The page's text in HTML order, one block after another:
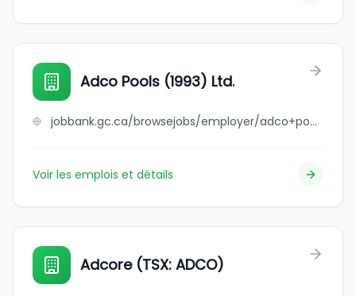
Adco Pools (1993) Ltd.
jobbank.gc.ca/browsejobs/employer/adco+pools+%281993%29+ltd./ca
Voir les emplois et détails
Adcore (TSX: ADCO)